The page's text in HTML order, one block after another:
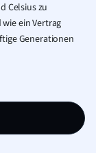
Celsius zu
ein Vertrag
Generationen